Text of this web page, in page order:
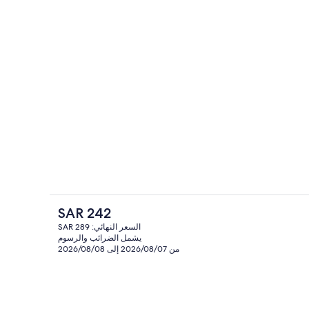
المنشأة من الخارج
السعر
الحالي
هو
SAR
SAR 242
السعر النهائي: SAR 289
يشمل الضرائب والرسوم
من 2026/08/07 إلى 2026/08/08